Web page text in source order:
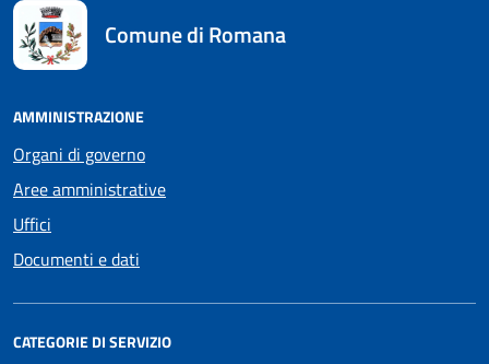
Comune di Romana
AMMINISTRAZIONE
Organi di governo
Aree amministrative
Uffici
Documenti e dati
CATEGORIE DI SERVIZIO